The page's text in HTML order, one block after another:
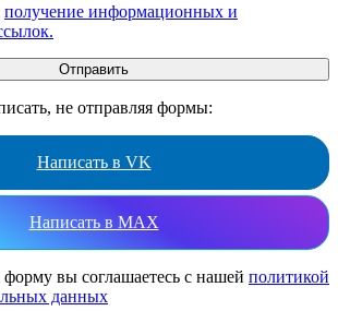
получение информационных и
не отправляя формы:
Написать в VK
Написать в MAX
вы соглашаетесь с нашей политикой
данных